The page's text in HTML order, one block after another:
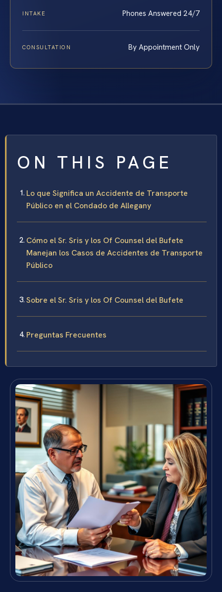
INTAKE Phones Answered 24/7
CONSULTATION By Appointment Only
ON THIS PAGE
Lo que Significa un Accidente de Transporte
Público en el Condado de Allegany
Cómo el Sr. Sris y los Of Counsel del Bufete
Manejan los Casos de Accidentes de Transporte
Público
Sobre el Sr. Sris y los Of Counsel del Bufete
Preguntas Frecuentes